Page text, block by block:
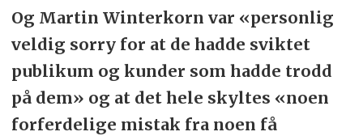
Og Martin Winterkorn var «personlig
veldig sorry for at de hadde sviktet
publikum og kunder som hadde trodd
på dem» og at det hele skyltes «noen
forferdelige mistak fra noen få